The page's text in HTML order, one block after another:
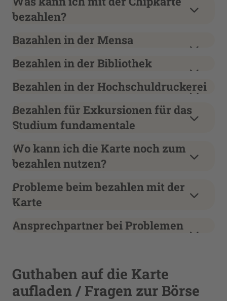
bezahlen?
Bazahlen in der Mensa
Bezahlen in der Bibliothek
Bezahlen in der Hochschuldruckerei
Bezahlen für Exkursionen für das
Studium fundamentale
Wo kann ich die Karte noch zum
bezahlen nutzen?
Probleme beim bezahlen mit der
Karte
Ansprechpartner bei Problemen
Guthaben auf die Karte
aufladen / Fragen zur Börse